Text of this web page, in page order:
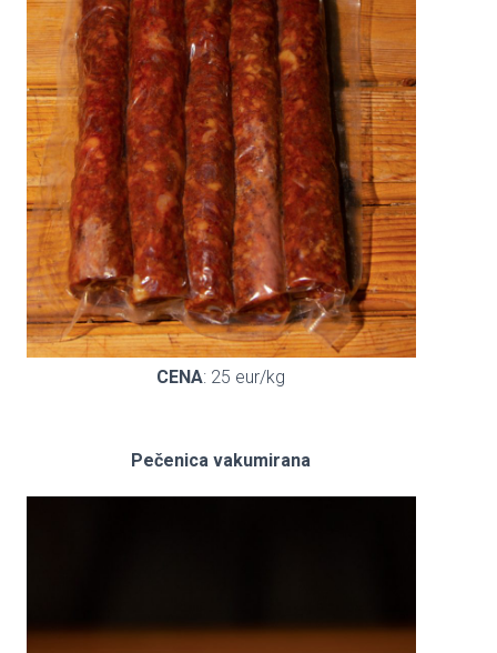
CENA: 25 eur/kg
Pečenica vakumirana